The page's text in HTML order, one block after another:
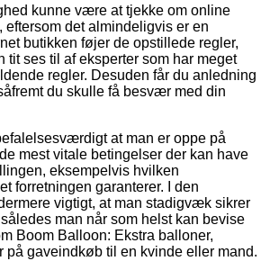
kunne være at tjekke om online
det almindeligvis er en
butikken føjer de opstillede regler,
tit ses til af eksperter som har meget
regler. Desuden får du anledning
du skulle få besvær med din
at man er oppe på
mest vitale betingelser der kan have
eksempelvis hvilken
forretningen garanterer. I den
vigtigt, at man stadigvæk sikrer
man når som helst kan bevise
Boom Balloon: Ekstra balloner,
på gaveindkøb til en kvinde eller mand.